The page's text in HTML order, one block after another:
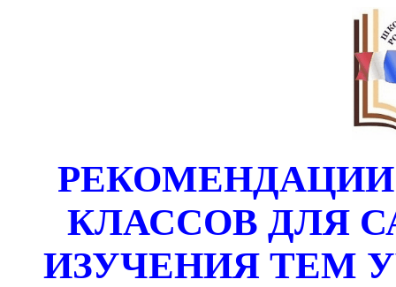
РЕКОМЕНДАЦИИ
КЛАССОВ ДЛЯ
ИЗУЧЕНИЯ ТЕМ